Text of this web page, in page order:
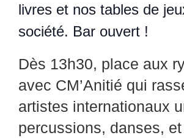
livres et nos tables de
société. Bar ouvert !
Dès 13h30, place aux
avec CM’Anitié qui
artistes internationaux
percussions, danses,